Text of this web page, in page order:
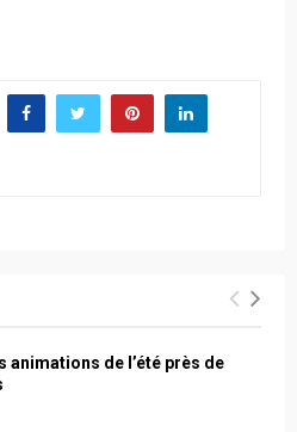
animations de l’été près de